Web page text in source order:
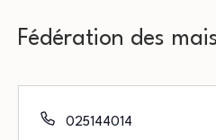
Fédération des
Téléphone
025144014